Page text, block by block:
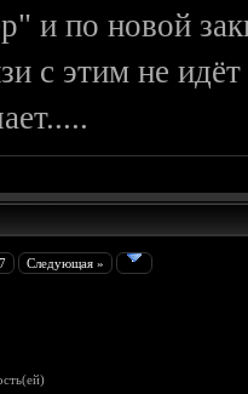
и по новой
с этим не
7 Следующая »